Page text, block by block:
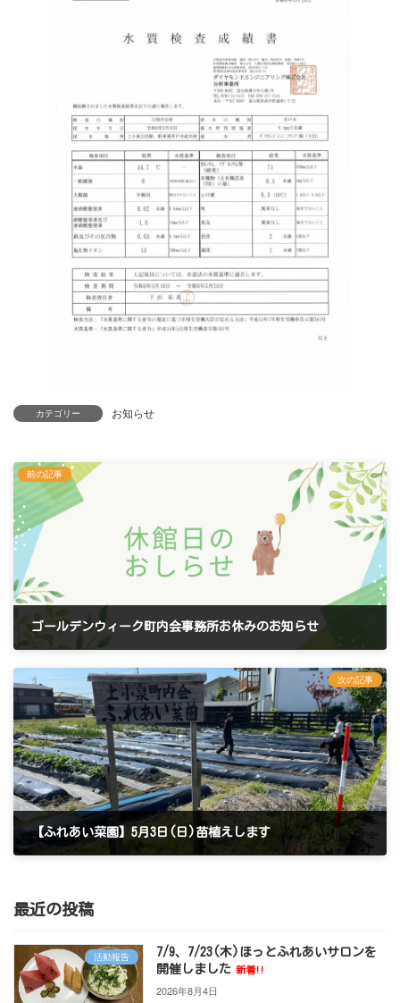
カテゴリー お知らせ
前の記事
ゴールデンウィーク町内会事務所お休みのお知らせ
次の記事
【ふれあい菜園】5月3日(日)苗植えします
最近の投稿
活動報告
7/9、7/23(木)ほっとふれあいサロンを
開催しました 新着!!
2026年8月4日